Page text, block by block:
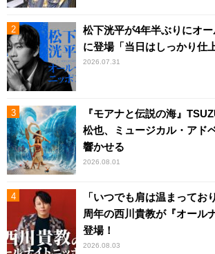
松下洸平が4年半ぶりにオ
に登場「当日はしっかり仕
2026.07.31
『モアナと伝説の海』
松也、ミュージカル・アド
響かせる
2026.08.01
「いつでも肩は温まってお
周年の西川貴教が『オール
登場！
2026.08.03